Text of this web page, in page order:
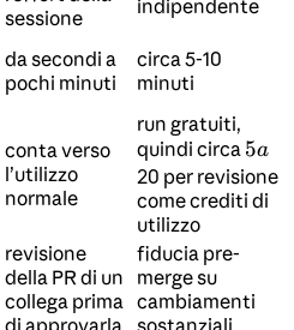
sessione
indipendente
da secondi a
pochi minuti
circa 5-10
minuti
conta verso
l’utilizzo
normale
run gratuiti,
quindi circa 5
a
5a
20 per revisione
come crediti di
utilizzo
revisione
della PR di un
collega prima
fiducia pre-
merge su
cambiamenti